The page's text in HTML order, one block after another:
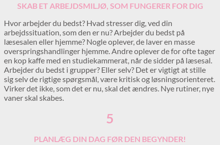
SKAB ET ARBEJDSMILJØ, SOM FUNGERER FOR DIG
Hvor arbejder du bedst? Hvad stresser dig, ved din
arbejdssituation, som den er nu? Arbejder du bedst på
læsesalen eller hjemme? Nogle oplever, de laver en masse
overspringshandlinger hjemme. Andre oplever de for ofte tager
en kop kaffe med en studiekammerat, når de sidder på læsesal.
Arbejder du bedst i grupper? Eller selv? Det er vigtigt at stille
sig selv de rigtige spørgsmål, være kritisk og løsningsorienteret.
Virker det ikke, som det er nu, skal det ændres. Nye rutiner, nye
vaner skal skabes.
5
PLANLÆG DIN DAG FØR DEN BEGYNDER!